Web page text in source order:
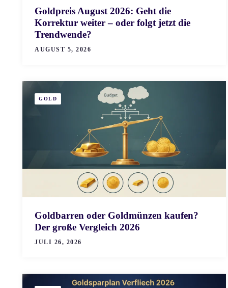
Goldpreis August 2026: Geht die
Korrektur weiter – oder folgt jetzt die
Trendwende?
AUGUST 5, 2026
GOLD
Goldbarren oder Goldmünzen kaufen?
Der große Vergleich 2026
JULI 26, 2026